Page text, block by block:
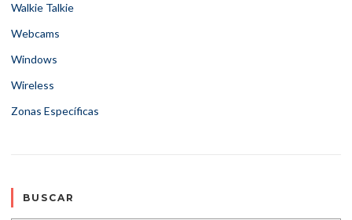
Walkie Talkie
Webcams
Windows
Wireless
Zonas Específicas
BUSCAR